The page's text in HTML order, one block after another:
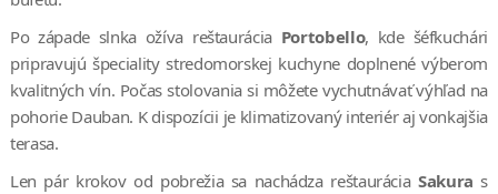
Po západe slnka ožíva reštaurácia Portobello, kde šéfkuchári
pripravujú špeciality stredomorskej kuchyne doplnené výberom
kvalitných vín. Počas stolovania si môžete vychutnávať výhľad na
pohorie Dauban. K dispozícii je klimatizovaný interiér aj vonkajšia
terasa.
Len pár krokov od pobrežia sa nachádza reštaurácia Sakura s